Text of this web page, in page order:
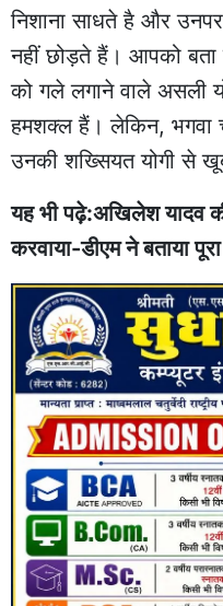
निशाना साधते है और
नहीं छोड़ते हैं। आपको
को गले लगाने वाले असली
हमशक्ल हैं। लेकिन, भगवा
उनकी शख्सियत योगी से
यह भी पढ़े:अखिलेश यादव
करवाया-डीएम ने बताया